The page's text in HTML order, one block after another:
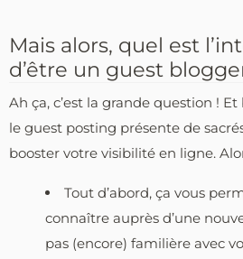
Mais alors, quel est
d’être un guest
Ah ça, c’est la grande question !
le guest posting présente de
booster votre visibilité en ligne.
Tout d’abord, ça vous
connaître auprès d’une
pas (encore) familière avec